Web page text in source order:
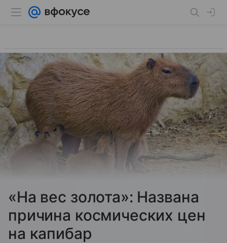
«На вес золота»: Названа
причина космических цен
на капибар